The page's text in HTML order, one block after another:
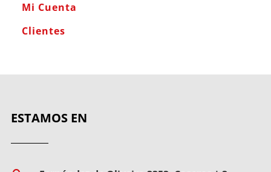
Mi Cuenta
Clientes
ESTAMOS EN